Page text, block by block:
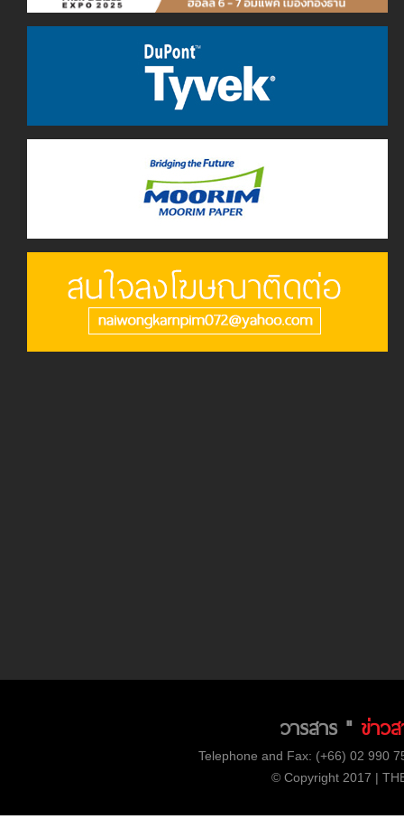
วารสาร "ข่าวส
Telephone and Fax: (+66) 02 990
© Copyright 2017 |